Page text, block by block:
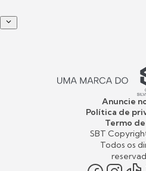
Anuncie
Política de
Termo
SBT
Todos os